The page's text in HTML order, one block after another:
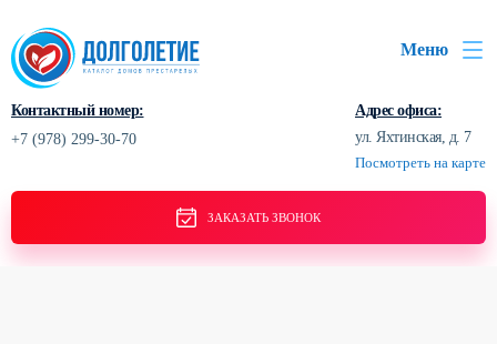
Адрес офиса:
ул. Яхтинская, д. 7
Посмотреть на карте
Контактный номер:
+7 (978) 299-30-70
Меню
ЗАКАЗАТЬ ЗВОНОК